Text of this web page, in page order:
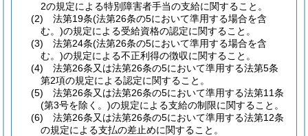
2の規定による特別障害者手当の支給に関すること。
(2)
法第19条(法第26条の5において準用する場合を含
む。)の規定による受給資格の認定に関すること。
(3)
法第24条(法第26条の5において準用する場合を含
む。)の規定による不正利得の徴収に関すること。
(4)
法第26条又は法第26条の5において準用する法第5条
第2項の規定による認定に関すること。
(5)
法第26条又は法第26条の5において準用する法第11条
(第3号を除く。)の規定による支給の制限に関すること。
(6)
法第26条又は法第26条の5において準用する法第12条
の規定による支払の差止めに関すること。